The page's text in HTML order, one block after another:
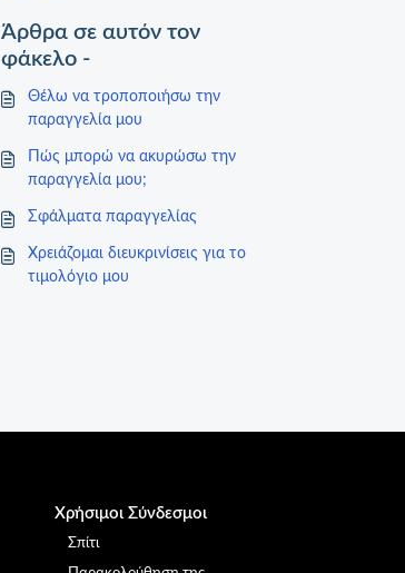
Άρθρα σε αυτόν τον
φάκελο -
Θέλω να τροποποιήσω την
παραγγελία μου
Πώς μπορώ να ακυρώσω την
παραγγελία μου;
Σφάλματα παραγγελίας
Χρειάζομαι διευκρινίσεις για το
τιμολόγιο μου
Χρήσιμοι Σύνδεσμοι
Σπίτι